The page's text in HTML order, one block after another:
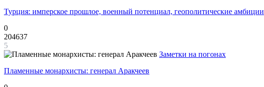
Турция: имперское прошлое, военный потенциал, геополитические амбиции
0
204637
5
Заметки на погонах
Пламенные монархисты: генерал Аракчеев